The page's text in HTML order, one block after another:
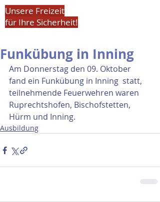
Unsere Freizeit
für Ihre Sicherheit!
Funkübung in Inning
Am Donnerstag den 09. Oktober
fand ein Funkübung in Inning  statt,
teilnehmende Feuerwehren waren
Ruprechtshofen, Bischofstetten,
Hürm und Inning.
Ausbildung